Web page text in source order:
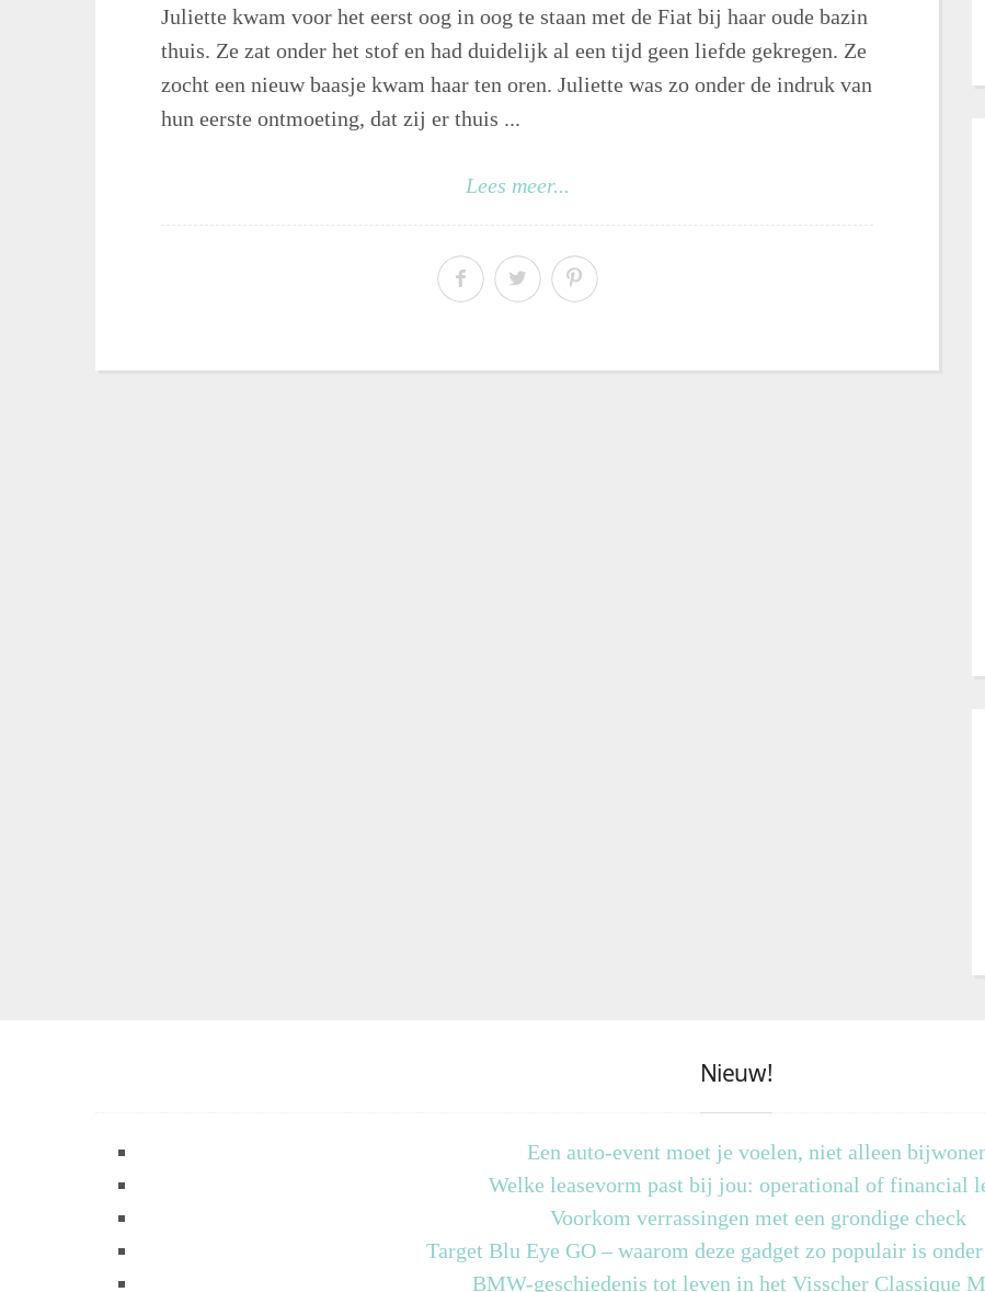
Juliette kwam voor het eerst oog in oog te staan met de Fiat bij haar oude bazin
thuis. Ze zat onder het stof en had duidelijk al een tijd geen liefde gekregen. Ze
zocht een nieuw baasje kwam haar ten oren. Juliette was zo onder de indruk van
hun eerste ontmoeting, dat zij er thuis ...
Lees meer...
Nieuw!
Een auto-event moet je voelen, niet alleen
Welke leasevorm past bij jou: operational of financial
Voorkom verrassingen met een grondige check
Target Blu Eye GO – waarom deze gadget zo populair is
BMW-geschiedenis tot leven in het Visscher Classique